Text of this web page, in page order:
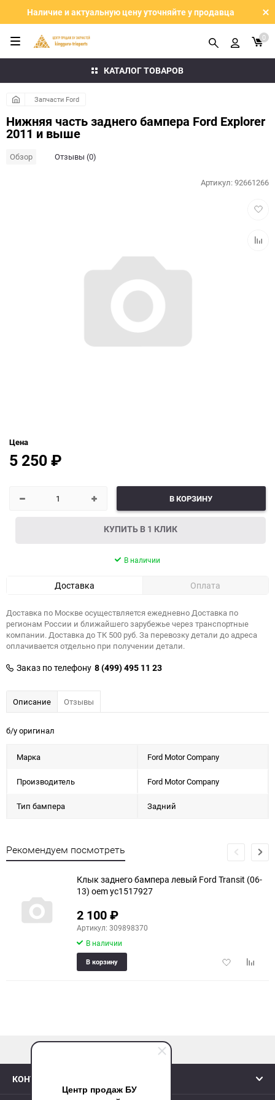
Центр продаж БУ
Наличие и актуальную цену уточняйте у продавца
КАТАЛОГ ТОВАРОВ
0
Запчасти Ford
Нижняя часть заднего бампера Ford Explorer
2011 и выше
Обзор Отзывы (0)
Артикул:92661266
Цена
5 250₽
В КОРЗИНУ
КУПИТЬ В 1 КЛИК
В наличии
Доставка Оплата
Доставка по Москве осуществляется ежедневно Доставка по
регионам России и ближайшего зарубежье через транспортные
компании. Доставка до ТК 500 руб. За перевозку детали до адреса
оплачивается отдельно при получении детали.
Заказ по телефону 8 (499) 495 11 23
Описание Отзывы
б/у оригинал
Марка Ford Motor Company
Производитель Ford Motor Company
Тип бампера Задний
Рекомендуем посмотреть
Клык заднего бампера левый Ford Transit (06-
13) oem yc1517927
2 100₽
Артикул: 309898370
В наличии
Добавить
В корзину
КОНТАКТЫ